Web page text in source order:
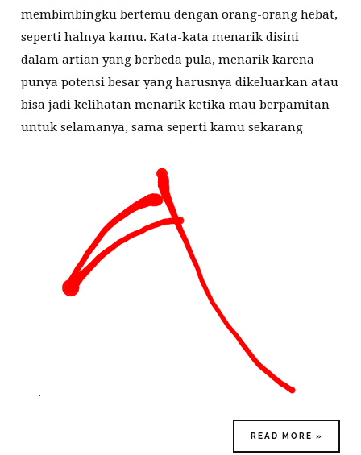
membimbingku bertemu dengan orang-orang hebat,
seperti halnya kamu. Kata-kata menarik disini
dalam artian yang berbeda pula, menarik karena
punya potensi besar yang harusnya dikeluarkan atau
bisa jadi kelihatan menarik ketika mau berpamitan
untuk selamanya, sama seperti kamu sekarang
.
READ MORE »